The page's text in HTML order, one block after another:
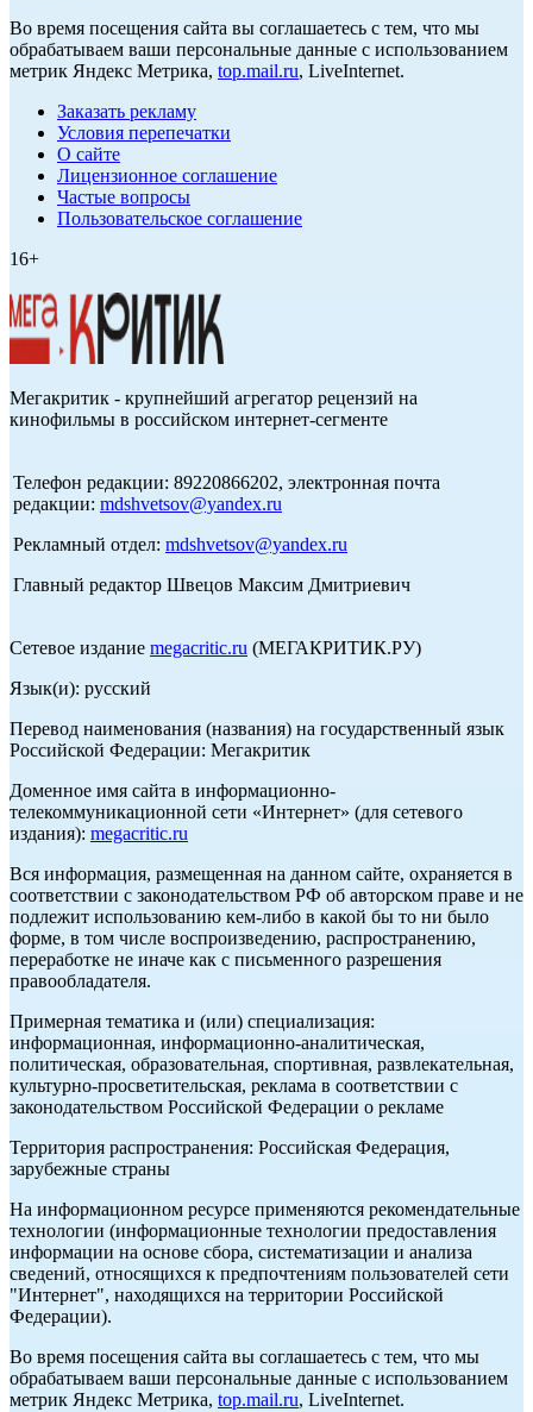
Во время посещения сайта вы соглашаетесь с тем, что мы
обрабатываем ваши персональные данные с использованием
метрик Яндекс Метрика, top.mail.ru, LiveInternet.
Заказать рекламу
Условия перепечатки
О сайте
Лицензионное соглашение
Частые вопросы
Пользовательское соглашение
16+
Мегакритик - крупнейший агрегатор рецензий на
кинофильмы в российском интернет-сегменте
Телефон редакции: 89220866202, электронная почта
редакции: mdshvetsov@yandex.ru
Рекламный отдел: mdshvetsov@yandex.ru
Главный редактор Швецов Максим Дмитриевич
Сетевое издание megacritic.ru (МЕГАКРИТИК.РУ)
Язык(и): русский
Перевод наименования (названия) на государственный язык
Российской Федерации: Мегакритик
Доменное имя сайта в информационно-
телекоммуникационной сети «Интернет» (для сетевого
издания): megacritic.ru
Вся информация, размещенная на данном сайте, охраняется в
соответствии с законодательством РФ об авторском праве и не
подлежит использованию кем-либо в какой бы то ни было
форме, в том числе воспроизведению, распространению,
переработке не иначе как с письменного разрешения
правообладателя.
Примерная тематика и (или) специализация:
информационная, информационно-аналитическая,
политическая, образовательная, спортивная, развлекательная,
культурно-просветительская, реклама в соответствии с
законодательством Российской Федерации о рекламе
Территория распространения: Российская Федерация,
зарубежные страны
На информационном ресурсе применяются рекомендательные
технологии (информационные технологии предоставления
информации на основе сбора, систематизации и анализа
сведений, относящихся к предпочтениям пользователей сети
"Интернет", находящихся на территории Российской
Федерации).
Во время посещения сайта вы соглашаетесь с тем, что мы
обрабатываем ваши персональные данные с использованием
метрик Яндекс Метрика, top.mail.ru, LiveInternet.